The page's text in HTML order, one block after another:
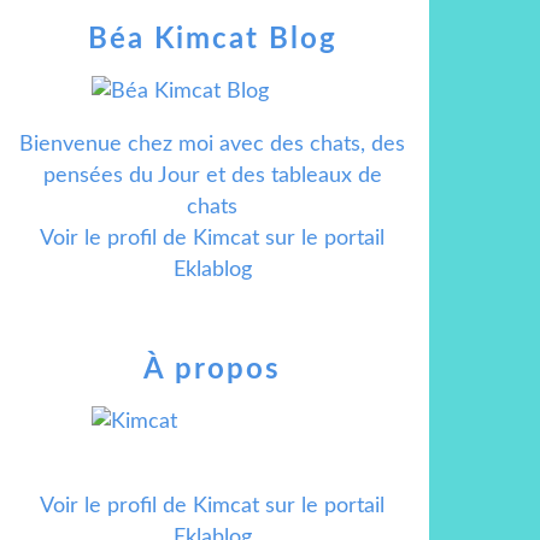
Béa Kimcat Blog
Bienvenue chez moi avec des chats, des
pensées du Jour et des tableaux de
chats
Voir le profil de Kimcat sur le portail
Eklablog
À propos
Voir le profil de Kimcat sur le portail